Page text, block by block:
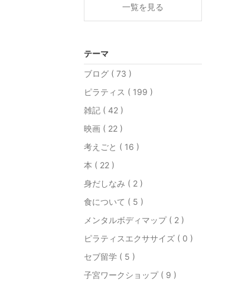
一覧を見る
テーマ
ブログ ( 73 )
ピラティス ( 199 )
雑記 ( 42 )
映画 ( 22 )
考えごと ( 16 )
本 ( 22 )
身だしなみ ( 2 )
食について ( 5 )
メンタルボディマップ ( 2 )
ピラティスエクササイズ ( 0 )
セブ留学 ( 5 )
子宮ワークショップ ( 9 )